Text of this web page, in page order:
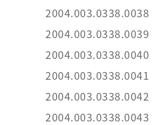
2004.003.0338.0038
2004.003.0338.0039
2004.003.0338.0040
2004.003.0338.0041
2004.003.0338.0042
2004.003.0338.0043